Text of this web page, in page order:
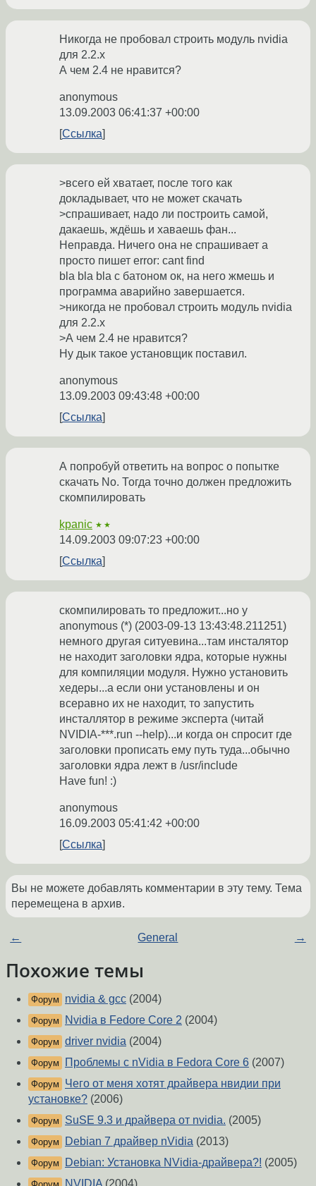
Никогда не пробовал строить модуль nvidia
для 2.2.х
А чем 2.4 не нравится?
anonymous
13.09.2003 06:41:37 +00:00
Ссылка
>всего ей хватает, после того как
докладывает, что не может скачать
>спрашивает, надо ли построить самой,
дакаешь, ждёшь и хаваешь фан...
Неправда. Ничего она не спрашивает а
просто пишет error: cant find
bla bla bla c батоном ок, на него жмешь и
программа аварийно завершается.
>никогда не пробовал строить модуль nvidia
для 2.2.х
>А чем 2.4 не нравится?
Ну дык такое установщик поставил.
anonymous
13.09.2003 09:43:48 +00:00
Ссылка
А попробуй ответить на вопрос о попытке
скачать No. Тогда точно должен предложить
скомпилировать
kpanic ★★
14.09.2003 09:07:23 +00:00
Ссылка
скомпилировать то предложит...но у
anonymous (*) (2003-09-13 13:43:48.211251)
немного другая ситуевина...там инсталятор
не находит заголовки ядра, которые нужны
для компиляции модуля. Нужно установить
хедеры...а если они установлены и он
всеравно их не находит, то запустить
инсталлятор в режиме эксперта (читай
NVIDIA-***.run --help)...и когда он спросит где
заголовки прописать ему путь туда...обычно
заголовки ядра лежт в /usr/include
Have fun! :)
anonymous
16.09.2003 05:41:42 +00:00
Ссылка
Вы не можете добавлять комментарии в эту тему. Тема
перемещена в архив.
← General →
Похожие темы
Форум nvidia & gcc (2004)
Форум Nvidia в Fedore Core 2 (2004)
Форум driver nvidia (2004)
Форум Проблемы с nVidia в Fedora Core 6 (2007)
Форум
Чего от меня хотят драйвера нвидии при
установке? (2006)
Форум SuSE 9.3 и драйвера от nvidia. (2005)
Форум Debian 7 драйвер nVidia (2013)
Форум Debian: Установка NVidia-драйвера?! (2005)
NVIDIA (2004)